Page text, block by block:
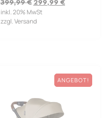
399,99€ 299,99 €
inkl. 20% MwSt
zzgl. Versand
ANGEBOT!